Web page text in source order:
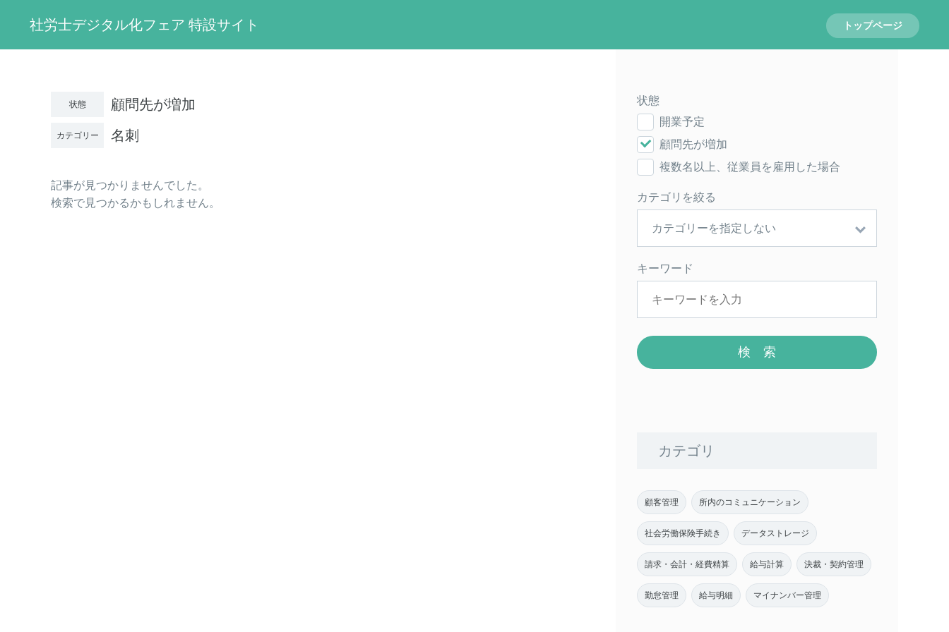
社労士デジタル化フェア 特設サイト トップページ
状態 顧問先が増加
カテゴリー 名刺
記事が見つかりませんでした。
検索で見つかるかもしれません。
状態
開業予定
顧問先が増加
複数名以上、従業員を雇用した場合
カテゴリを絞る
キーワード
カテゴリ
顧客管理 所内のコミュニケーション
社会労働保険手続き データストレージ
請求・会計・経費精算 給与計算 決裁・契約管理
勤怠管理 給与明細 マイナンバー管理